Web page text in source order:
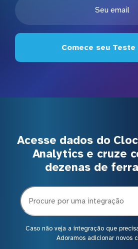
Comece seu
Acesse dados do
Analytics e cruze
dezenas de
Caso não veja a integração que
Adoramos adicionar novos